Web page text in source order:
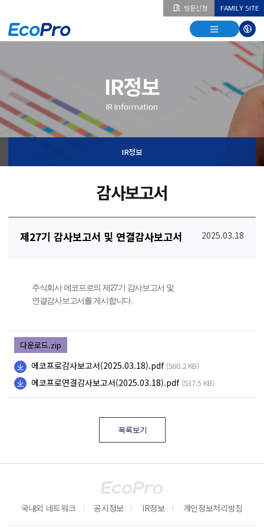
방문신청 FAMILY SITE
열기
열기
다국어
열기
IR정보
IR Information
IR정보
감사보고서
제27기 감사보고서 및 연결감사보고서 2025.03.18
주식회사 에코프로의 제27기 감사보고서 및
연결감사보고서를 게시합니다.
다운로드.zip
에코프로감사보고서(2025.03.18).pdf (560.2 KB)
에코프로연결감사보고서(2025.03.18).pdf (537.5 KB)
목록보기
국내외 네트워크 공시정보 IR정보 개인정보처리방침